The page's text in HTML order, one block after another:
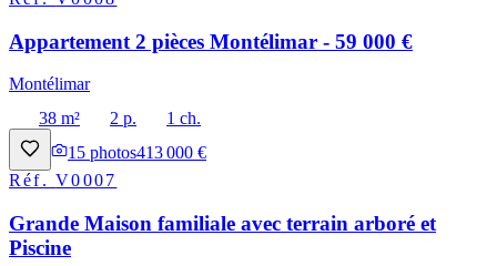
Appartement 2 pièces Montélimar - 59 000 €
Montélimar
38 m²
2 p.
1 ch.
15 photos413 000 €
Réf.V0007
Grande Maison familiale avec terrain arboré et
Piscine